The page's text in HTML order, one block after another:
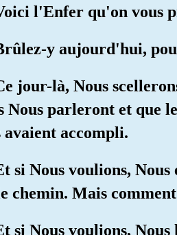
l'Enfer qu'on vous
y aujourd'hui,
jour-là, Nous
Nous parleront et que
accompli.
si Nous voulions,
chemin. Mais
si Nous voulions,